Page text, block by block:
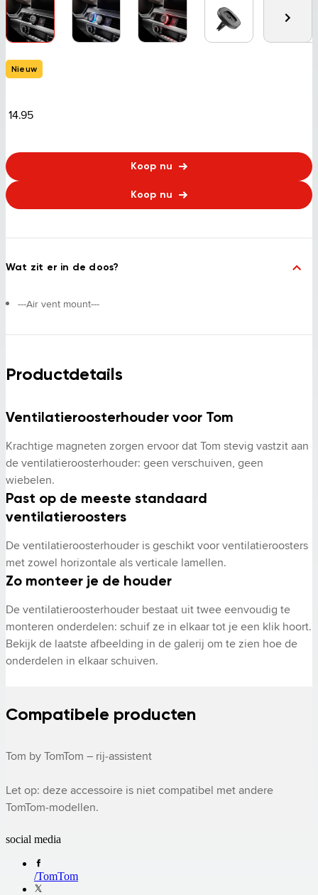
Nieuw
14.95
Koop nu
Koop nu
Wat zit er in de doos?
---Air vent mount---
Productdetails
Ventilatieroosterhouder voor Tom
Krachtige magneten zorgen ervoor dat Tom stevig vastzit aan
de ventilatieroosterhouder: geen verschuiven, geen
wiebelen.
Past op de meeste standaard
ventilatieroosters
De ventilatieroosterhouder is geschikt voor ventilatieroosters
met zowel horizontale als verticale lamellen.
Zo monteer je de houder
De ventilatieroosterhouder bestaat uit twee eenvoudig te
monteren onderdelen: schuif ze in elkaar tot je een klik hoort.
Bekijk de laatste afbeelding in de galerij om te zien hoe de
onderdelen in elkaar schuiven.
Compatibele producten
Tom by TomTom – rij‑assistent
Let op: deze accessoire is niet compatibel met andere
TomTom‑modellen.
social media
/TomTom